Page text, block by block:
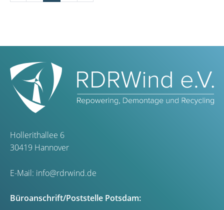
Hollerithallee 6
30419 Hannover
E-Mail: info@rdrwind.de
Büroanschrift/Poststelle Potsdam: